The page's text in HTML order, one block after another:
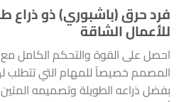
فرد حرق (باشبوري) ذو ذراع
للأعمال الشاقة
احصل على القوة والتحكم الكامل مع
المصمم خصيصاً للمهام التي تتطلب
بفضل ذراعه الطويلة وتصميمه